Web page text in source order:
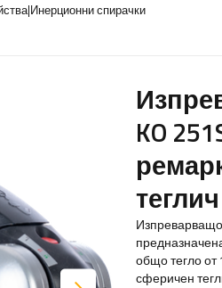
спирачки
KO
теглич
Изпреварващо
общо тегло от
сферичен